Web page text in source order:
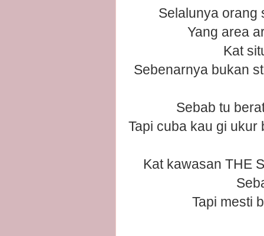
Selalunya orang
Yang area
Kat
Sebenarnya bukan
Sebab tu
Tapi cuba kau gi ukur
Kat kawasan THE
Tapi mesti